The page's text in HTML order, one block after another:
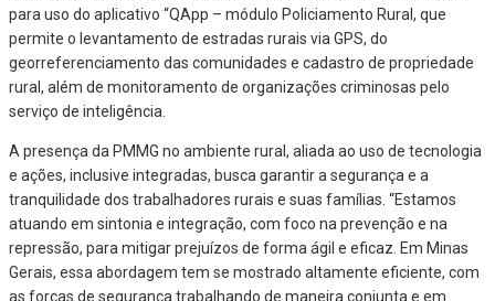
para uso do aplicativo “QApp – módulo Policiamento Rural, que
permite o levantamento de estradas rurais via GPS, do
georreferenciamento das comunidades e cadastro de propriedade
rural, além de monitoramento de organizações criminosas pelo
serviço de inteligência.
A presença da PMMG no ambiente rural, aliada ao uso de tecnologia
e ações, inclusive integradas, busca garantir a segurança e a
tranquilidade dos trabalhadores rurais e suas famílias. “Estamos
atuando em sintonia e integração, com foco na prevenção e na
repressão, para mitigar prejuízos de forma ágil e eficaz. Em Minas
Gerais, essa abordagem tem se mostrado altamente eficiente, com
as forças de segurança trabalhando de maneira conjunta e em